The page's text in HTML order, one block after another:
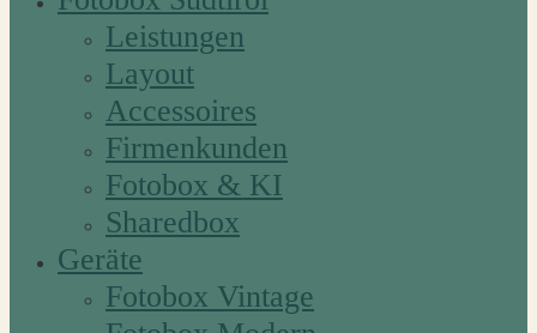
Leistungen
Layout
Accessoires
Firmenkunden
Fotobox & KI
Sharedbox
Geräte
Fotobox Vintage